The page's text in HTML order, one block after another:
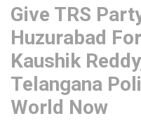
Give TRS
Huzurabad
Kaushik
Telangana
World Now